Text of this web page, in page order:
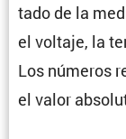
tado de la
el voltaje, la
Los números
el valor